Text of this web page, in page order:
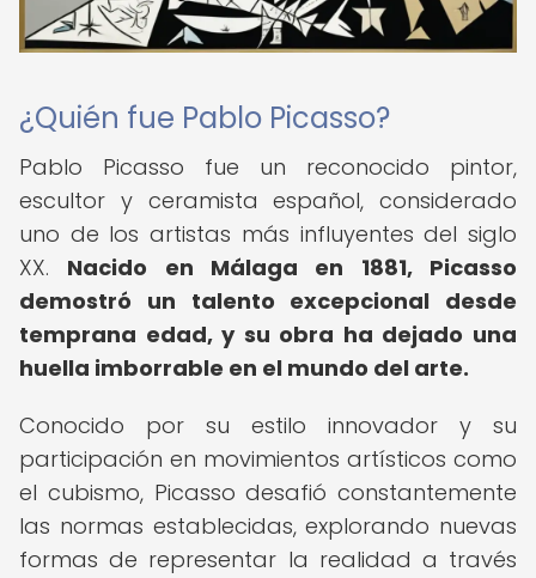
¿Quién fue Pablo Picasso?
Pablo Picasso fue un reconocido pintor,
escultor y ceramista español, considerado
uno de los artistas más influyentes del siglo
XX. Nacido en Málaga en 1881, Picasso
demostró un talento excepcional desde
temprana edad, y su obra ha dejado una
huella imborrable en el mundo del arte.
Conocido por su estilo innovador y su
participación en movimientos artísticos como
el cubismo, Picasso desafió constantemente
las normas establecidas, explorando nuevas
formas de representar la realidad a través